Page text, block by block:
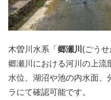
木曽川水系「 郷瀬川 (ごうせ
郷瀬川における河川の上流
水位、湖沼や池の内水面、
ラにて確認可能です。